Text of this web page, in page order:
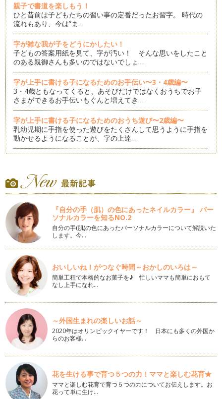
親子で書道を楽しもう！
ひと昔前は子どもたちの習い事の定番だったお習字。 時代の
流れもあり、今は”ま…
字が雑な我が子をどうにかしたい！
子どもの答案用紙を見て、字が汚い！ そんな思いをしたこと
のある親御さんも多いのではないでしょ…
字が上手に書ける子になるためのお手伝い〜3・4歳編〜
3・4歳ともなってくると、あそびだけではなくおうちでお子
さまができるお手伝いもぐんと増えてき…
字が上手に書ける子になるためのおうち遊び〜2歳編〜
乳幼児期に手指を使った遊びをたくさんして思うように手指を
動かせるようになることが、字の上達…
と、つい食べるのを手伝いすぎ…
えんぴつを持てるようになるには◯◯の練習を！
うちの子、えんぴつの持ち方が変だなぁ・・・と思ったときに
は、お箸の持ち方をチェックしてみて…
字が上手に書ける子になるためのおうち遊び〜1歳編②〜
このコラムの中でも紹介している「3本指」を使った遊び。 字
が上手くなることへの第一…
字が上手に書ける子になるためのおうち遊び〜1歳編①〜
字がうまい子と、なかなか思い通りに書けない子では何が違う
のだろう？と思って見ていると、やは…
小学生では遅い？！えんぴつを正しく持てるようになるには
お子さまがきれいな字を書けるようになってくれたら・・・そ
う願ったときにまず気になるのが、&…
字が上手に書ける子になるためのおうち遊び〜０歳編②〜
書店に行くと、なぞりながら練習をするひらがな帳や、絵の上
の点線をなぞる練習帳などさまざまな…
字が上手に書ける子になるためのおうち遊び〜０歳編〜
前回の記事で、字が上手に書ける子となかなか書けない子の違
『自分の手（肌）の色にあったネイルカラー』 パー
ソナルカラーを知るNO.2
自分の手(肌)の色にあったパーソナルカラーについて解説いた
します。今…
おいしいね！がつなぐ時間～おかしのいろは～
簡単工程で本格的なお菓子を♪ 忙しいママも簡単におもて
なし上手になれ…
～外国生まれの楽しいお話～
2020年はオリンピックイヤーです！ 日本にも多くの外国か
らのお客様…
花を生ける事で育つ５つの力！ママと楽しむ花育★
ママと楽しむ花育で育つ５つの力についてお伝えします。お
花って単に生け…